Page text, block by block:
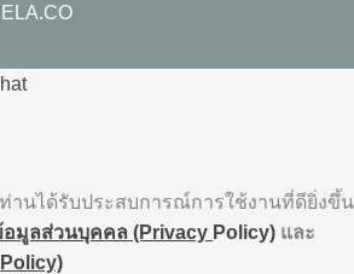
ท่านได้รับประสบการณ์การใช้งานที่ดียิ่งขึ้น
มูลส่วนบุคคล (Privacy Policy) และ